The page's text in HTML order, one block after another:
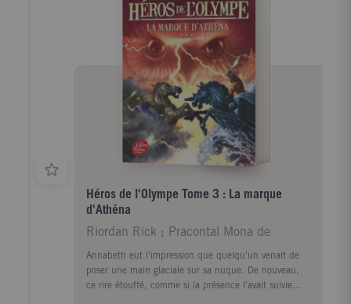
Héros de l'Olympe Tome 3 : La marque
d'Athéna
Riordan Rick ; Pracontal Mona de
Annabeth eut l'impression que quelqu'un venait de
poser une main glaciale sur sa nuque. De nouveau,
ce rire étouffé, comme si la présence l'avait suivie